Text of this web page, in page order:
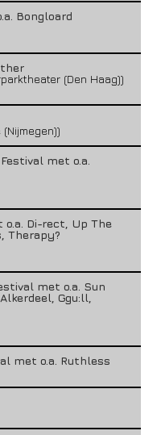
Bongloard
(Den Haag))
met o.a.
Di-rect, Up The
Therapy?
met o.a. Sun
Ggu:ll,
met o.a. Ruthless